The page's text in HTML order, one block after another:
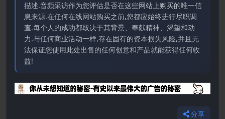
描述.音频采访作为您评估是否在这些网站上购买的唯一信
息来源.在任何在线网站购买之前,您都应始终进行尽职调
查.每个人的成功都取决于其背景、奉献精神、渴望和动
力.与任何商业活动一样,存在固有的资本损失风险,并且无
法保证您使用此处出售的任何创意和产品就能获得任何收
益!
分享